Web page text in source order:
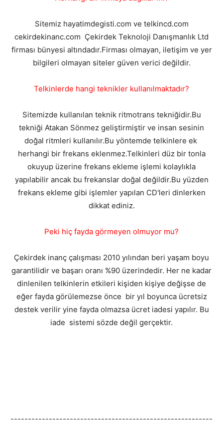
Sitemiz hayatimdegisti.com ve telkincd.com
cekirdekinanc.com Çekirdek Teknoloji Danışmanlık Ltd
firması bünyesi altındadır.Firması olmayan, iletişim ve yer
bilgileri olmayan siteler güven verici değildir.
Telkinlerde hangi teknikler kullanılmaktadır?
Sitemizde kullanılan teknik ritmotrans tekniğidir.Bu
tekniği Atakan Sönmez geliştirmiştir ve insan sesinin
doğal ritmleri kullanılır.Bu yöntemde telkinlere ek
herhangi bir frekans eklenmez.Telkinleri düz bir tonla
okuyup üzerine frekans ekleme işlemi kolaylıkla
yapılabilir ancak bu frekanslar doğal değildir.Bu yüzden
frekans ekleme gibi işlemler yapılan CD'leri dinlerken
dikkat ediniz.
Peki hiç fayda görmeyen olmuyor mu?
Çekirdek inanç çalışması 2010 yılından beri yaşam boyu
garantilidir ve başarı oranı %90 üzerindedir. Her ne kadar
dinlenilen telkinlerin etkileri kişiden kişiye değişse de
eğer fayda görülemezse önce bir yıl boyunca ücretsiz
destek verilir yine fayda olmazsa ücret iadesi yapılır. Bu
iade sistemi sözde değil gerçektir.
----------------------------------------------------------